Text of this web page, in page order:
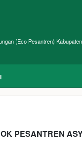
(Eco Pesantren)
PESANTREN